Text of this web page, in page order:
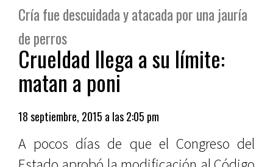
Cría fue descuidada y atacada por una jauría
de perros
Crueldad llega a su límite:
matan a poni
18 septiembre, 2015 a las 2:05 pm
A pocos días de que el Congreso del